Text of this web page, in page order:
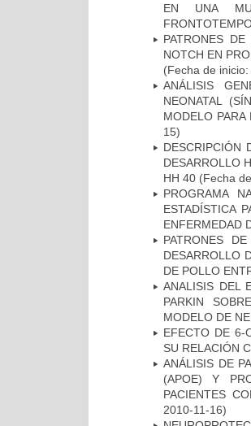
EN UNA
PATRONES
NOTCH EN
(Fecha de
ANÁLISIS
NEONATAL
MODELO
15)
DESCRIPCIÓN
DESARROLLO
HH 40 (Fecha
PROGRAMA
ESTADÍSTICA
ENFERMEDAD
PATRONES
DESARROLLO
DE POLLO
ANALISIS DEL
PARKIN
MODELO DE
EFECTO DE 6-
SU RELACIÓN
ANÁLISIS DE
(APOE) Y
PACIENTES
2010-11-16)